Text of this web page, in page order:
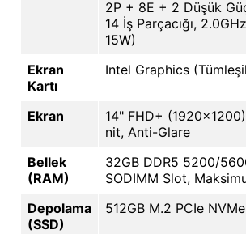
2P + 8E + 2 Düşük
14 İş Parçacığı,
15W)
Ekran
Kartı
Intel Graphics
Ekran
14" FHD+
nit, Anti-Glare
Bellek
(RAM)
32GB DDR5 5200/
SODIMM Slot,
Depolama
(SSD)
512GB M.2 PCIe